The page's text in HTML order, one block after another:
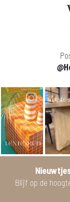
Blijf op de